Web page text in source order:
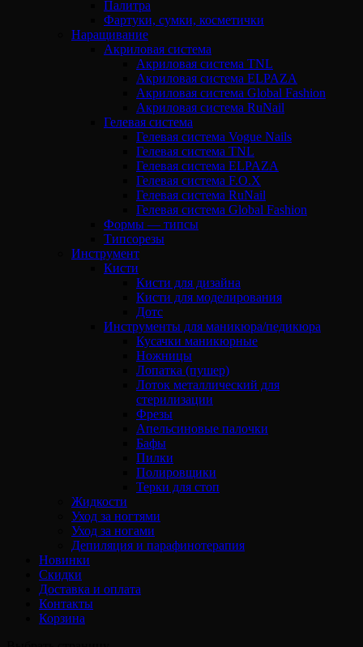
Палитра
Фартуки, сумки, косметички
Наращивание
Акриловая система
Акриловая система TNL
Акриловая система ELPAZA
Акриловая система Global Fashion
Акриловая система RuNail
Гелевая система
Гелевая система Vogue Nails
Гелевая система TNL
Гелевая система ELPAZA
Гелевая система F.O.X
Гелевая система RuNail
Гелевая система Global Fashion
Формы — типсы
Типсорезы
Инструмент
Кисти
Кисти для дизайна
Кисти для моделирования
Дотс
Инструменты для маникюра/педикюра
Кусачки маникюрные
Ножницы
Лопатка (пушер)
Лоток металлический для
стерилизации
Фрезы
Апельсиновые палочки
Бафы
Пилки
Полировщики
Терки для стоп
Жидкости
Уход за ногтями
Уход за ногами
Депиляция и парафинотерапия
Новинки
Скидки
Доставка и оплата
Контакты
Корзина